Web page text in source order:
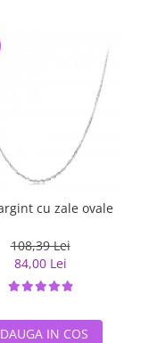
cu zale ovale
108,39 Lei
84,00 Lei
IN COS